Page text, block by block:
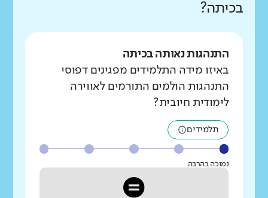
בכיתה?
התנהגות נאותה בכיתה
באיזו מידה התלמידים מפגינים דפוסי
התנהגות הולמים התורמים לאווירה
לימודית חיובית?
תלמידים
נמוכה בהרבה